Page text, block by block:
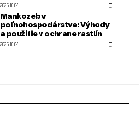
2025.10.04.
Mankozeb v
poľnohospodárstve: Výhody
a použitie v ochrane rastlín
2025.10.04.